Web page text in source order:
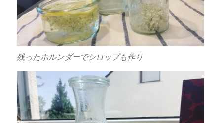
残ったホルンダーでシロップも作り